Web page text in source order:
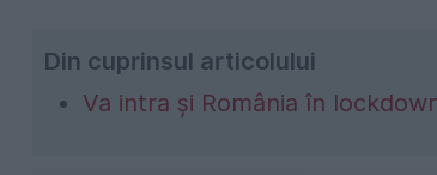
Din cuprinsul articolului
Va intra și România în